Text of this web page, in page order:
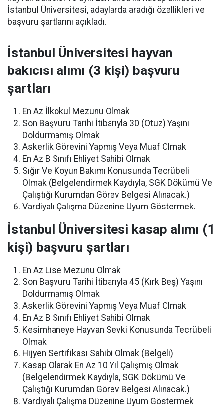
İstanbul Üniversitesi, adaylarda aradığı özellikleri ve
başvuru şartlarını açıkladı.
İstanbul Üniversitesi hayvan
bakıcısı alımı (3 kişi) başvuru
şartları
En Az İlkokul Mezunu Olmak
Son Başvuru Tarihi İtibarıyla 30 (Otuz) Yaşını
Doldurmamış Olmak
Askerlik Görevini Yapmış Veya Muaf Olmak
En Az B Sınıfı Ehliyet Sahibi Olmak
Sığır Ve Koyun Bakımı Konusunda Tecrübeli
Olmak (Belgelendirmek Kaydıyla, SGK Dökümü Ve
Çalıştığı Kurumdan Görev Belgesi Alınacak.)
Vardiyalı Çalışma Düzenine Uyum Göstermek.
İstanbul Üniversitesi kasap alımı (1
kişi) başvuru şartları
En Az Lise Mezunu Olmak
Son Başvuru Tarihi İtibarıyla 45 (Kırk Beş) Yaşını
Doldurmamış Olmak
Askerlik Görevini Yapmış Veya Muaf Olmak
En Az B Sınıfı Ehliyet Sahibi Olmak
Kesimhaneye Hayvan Sevki Konusunda Tecrübeli
Olmak
Hijyen Sertifikası Sahibi Olmak (Belgeli)
Kasap Olarak En Az 10 Yıl Çalışmış Olmak
(Belgelendirmek Kaydıyla, SGK Dökümü Ve
Çalıştığı Kurumdan Görev Belgesi Alınacak.)
Vardiyalı Çalışma Düzenine Uyum Göstermek